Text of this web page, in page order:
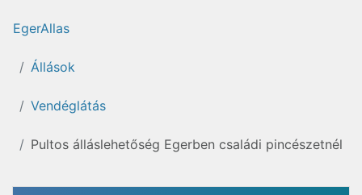
EgerAllas
Állások
Vendéglátás
Pultos álláslehetőség Egerben családi pincészetnél